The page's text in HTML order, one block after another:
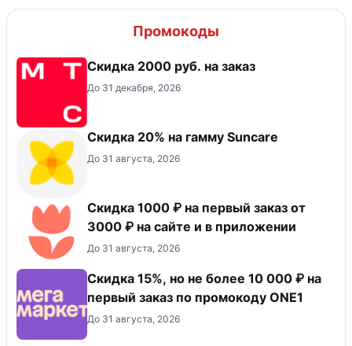
Промокоды
Скидка 2000 руб. на заказ
До 31 декабря, 2026
Скидка 20% на гамму Suncare
До 31 августа, 2026
Скидка 1000 ₽ на первый заказ от
3000 ₽ на сайте и в приложении
До 31 августа, 2026
Скидка 15%, но не более 10 000 ₽ на
первый заказ по промокоду ONE1
До 31 августа, 2026